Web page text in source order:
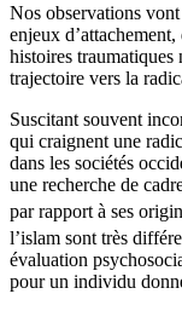
Nos observations vont
enjeux
histoires traumatiques
trajectoire vers la
Suscitant souvent
qui craignent une
dans les sociétés
une recherche de
par rapport à ses
l’islam sont très
évaluation
pour un individu